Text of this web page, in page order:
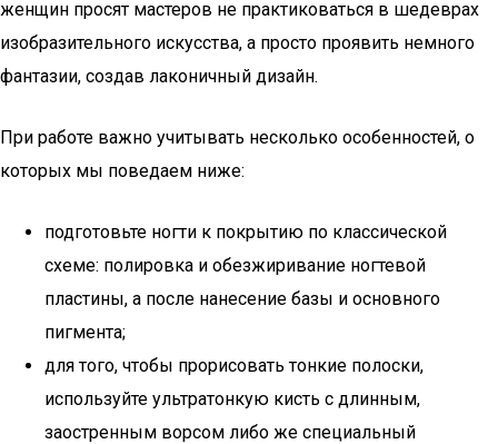
женщин просят мастеров не практиковаться в шедеврах
изобразительного искусства, а просто проявить немного
фантазии, создав лаконичный дизайн.
При работе важно учитывать несколько особенностей, о
которых мы поведаем ниже:
подготовьте ногти к покрытию по классической
схеме: полировка и обезжиривание ногтевой
пластины, а после нанесение базы и основного
пигмента;
для того, чтобы прорисовать тонкие полоски,
используйте ультратонкую кисть с длинным,
заостренным ворсом либо же специальный